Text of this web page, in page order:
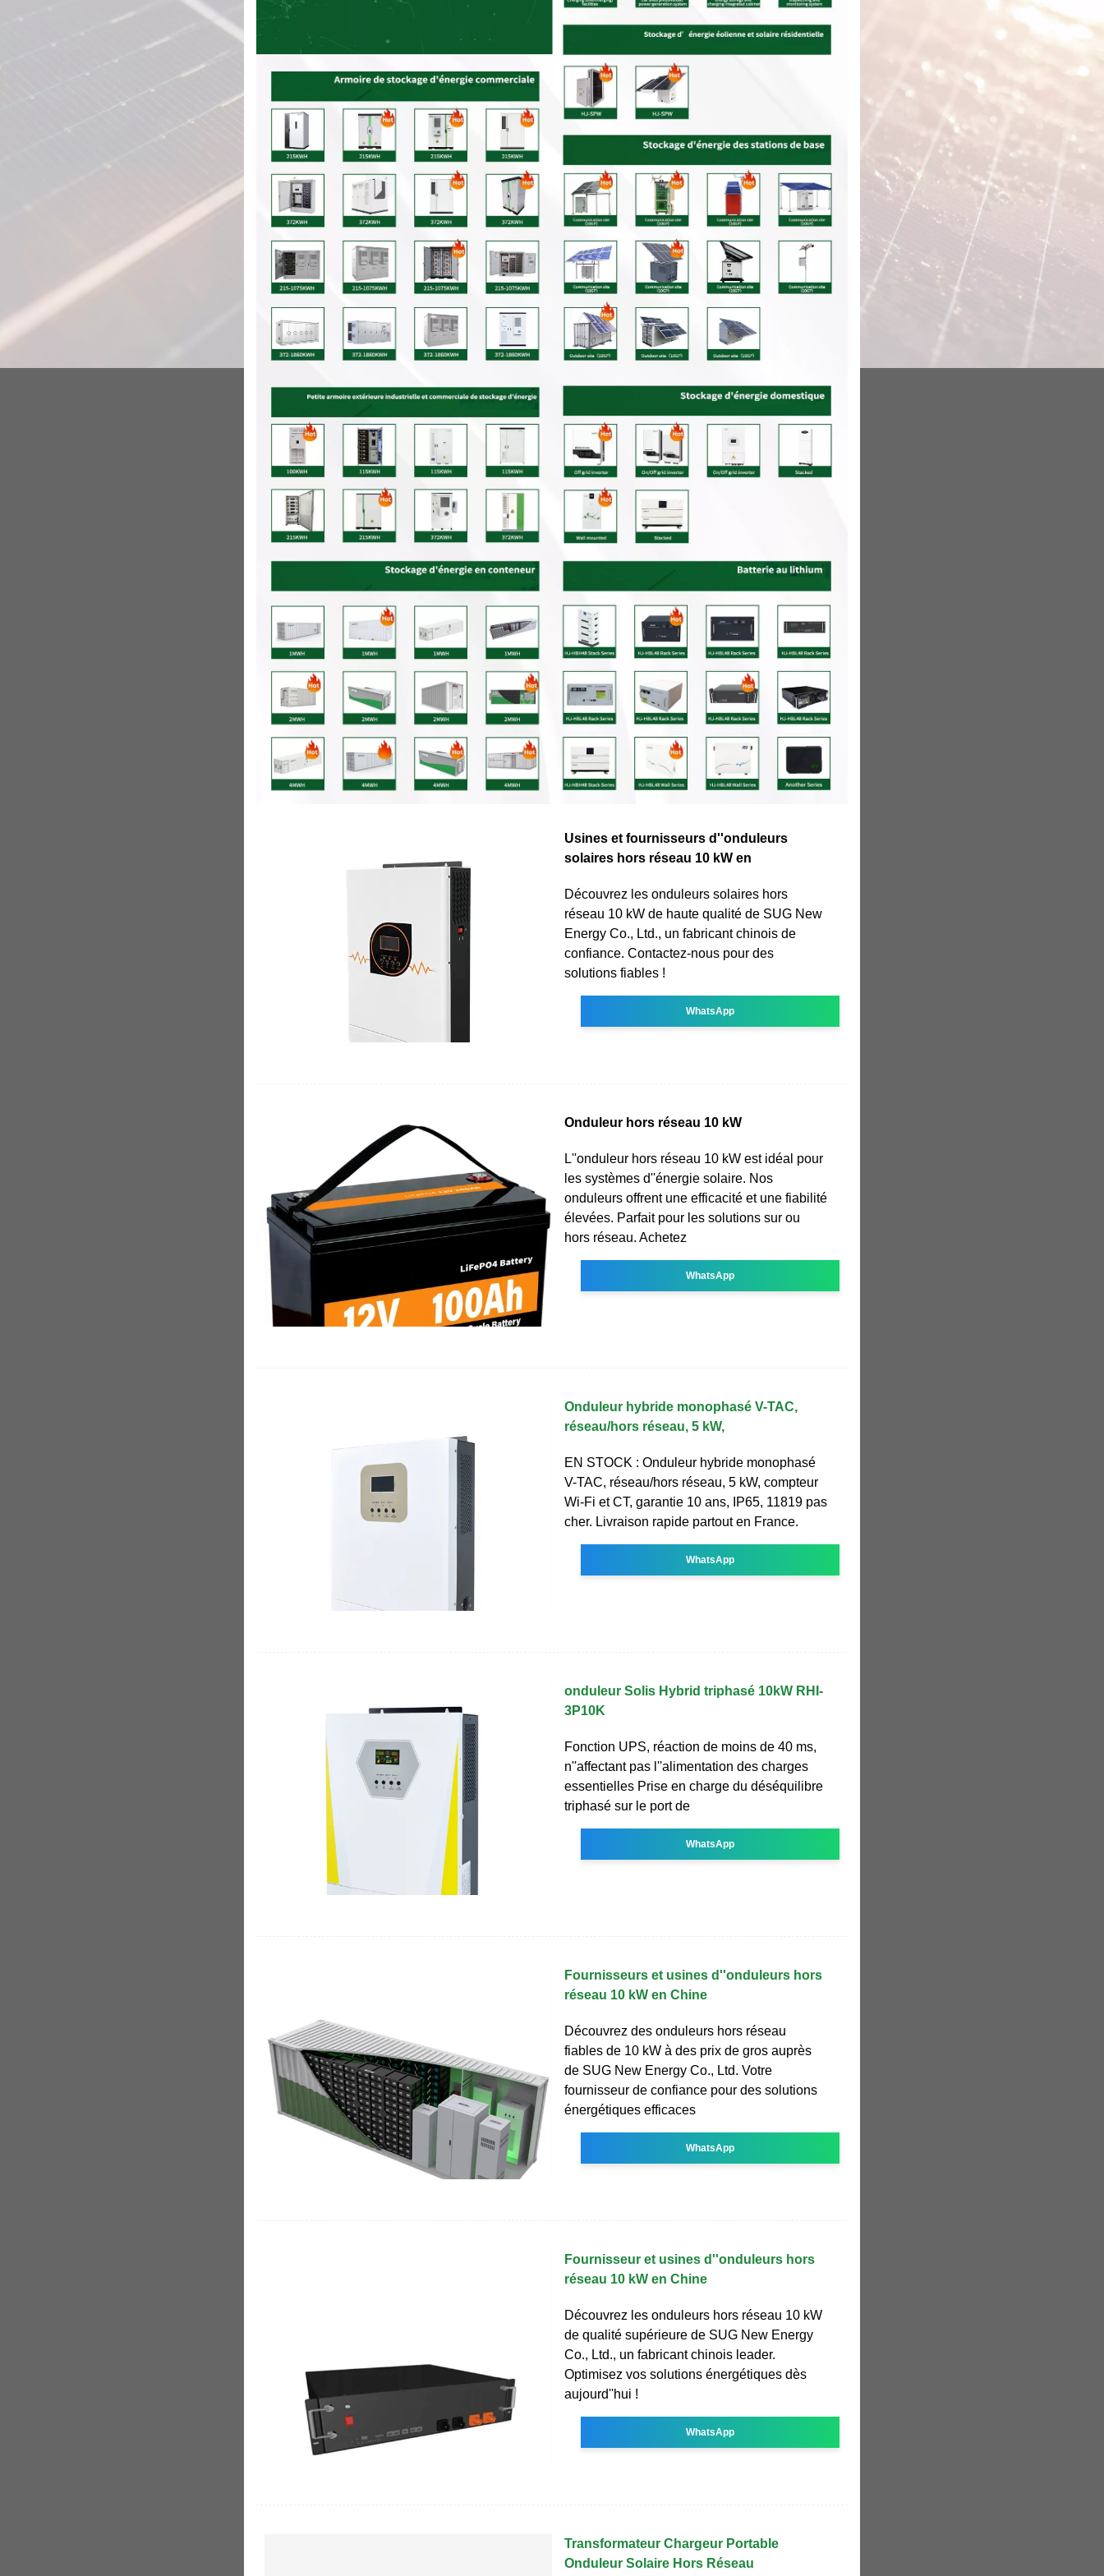
Usines et fournisseurs d''onduleurs
solaires hors réseau 10 kW en
Découvrez les onduleurs solaires hors
réseau 10 kW de haute qualité de SUG New
Energy Co., Ltd., un fabricant chinois de
confiance. Contactez-nous pour des
solutions fiables !
WhatsApp
Onduleur hors réseau 10 kW
L''onduleur hors réseau 10 kW est idéal pour
les systèmes d''énergie solaire. Nos
onduleurs offrent une efficacité et une fiabilité
élevées. Parfait pour les solutions sur ou
hors réseau. Achetez
WhatsApp
Onduleur hybride monophasé V-TAC,
réseau/hors réseau, 5 kW,
EN STOCK : Onduleur hybride monophasé
V-TAC, réseau/hors réseau, 5 kW, compteur
Wi-Fi et CT, garantie 10 ans, IP65, 11819 pas
cher. Livraison rapide partout en France.
WhatsApp
onduleur Solis Hybrid triphasé 10kW RHI-
3P10K
Fonction UPS, réaction de moins de 40 ms,
n''affectant pas l''alimentation des charges
essentielles Prise en charge du déséquilibre
triphasé sur le port de
WhatsApp
Fournisseurs et usines d''onduleurs hors
réseau 10 kW en Chine
Découvrez des onduleurs hors réseau
fiables de 10 kW à des prix de gros auprès
de SUG New Energy Co., Ltd. Votre
fournisseur de confiance pour des solutions
énergétiques efficaces
WhatsApp
Fournisseur et usines d''onduleurs hors
réseau 10 kW en Chine
Découvrez les onduleurs hors réseau 10 kW
de qualité supérieure de SUG New Energy
Co., Ltd., un fabricant chinois leader.
Optimisez vos solutions énergétiques dès
aujourd''hui !
WhatsApp
Transformateur Chargeur Portable
Onduleur Solaire Hors Réseau